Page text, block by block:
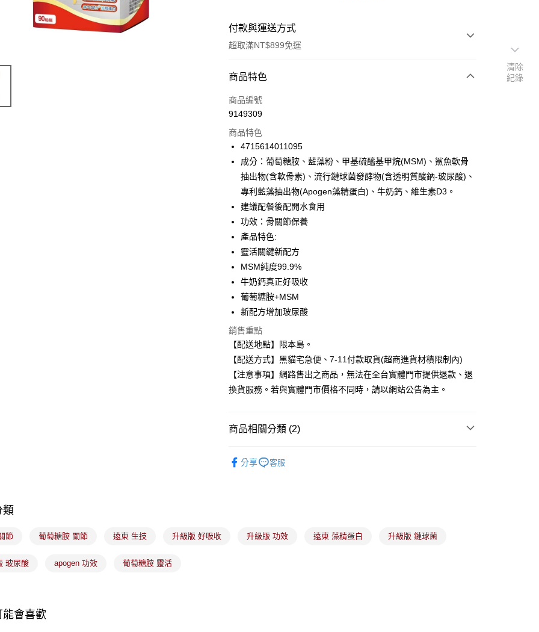
付款與運送方式
超取滿NT$899免運
付款方式
信用卡一次付款
合作金庫商業銀行
第一商業銀行
華南商業銀行
彰化商業銀行
國泰世華商業銀行
兆豐國際商業銀行
臺灣中小企業銀行
匯豐（台灣）商業銀行
聯邦商業銀行
元大商業銀行
台新國際商業銀行
台灣樂天信用卡公司
超商取貨付款
Apple Pay
悠遊付
Google Pay
全盈+PAY
大哥付你分期
相關說明
【大哥付你分期使用說明】
1.本服務由台灣大哥大提供，台灣大哥大用戶可立即使用無須另外申請。
2.付款方式選擇「大哥付你分期」，訂單成立後會自動跳轉到大哥付的交易
流程，驗證手機門號後，選擇欲分期的期數、繳款截止日，確認付款後即
完成交易。
無法說明評估內容。
醒簡訊。
款買賣價金債權讓與本公司後，依約使用本公司帳單繳交帳款。
ATM付款
運送方式
每筆NT$100，滿NT$899(含以上)免運費
每筆NT$100，滿NT$899(含以上)免運費
付款後7-11取貨
商品特色
商品編號
9149309
商品特色
4715614011095
成分：葡萄糖胺、藍藻粉、甲基硫醯基甲烷(MSM)、鯊魚軟骨
抽出物(含軟骨素)、流行鏈球菌發酵物(含透明質酸鈉-玻尿酸)、
專利藍藻抽出物(Apogen藻精蛋白)、牛奶鈣、維生素D3。
建議配餐後配開水食用
功效：骨關節保養
產品特色:
靈活關鍵新配方
MSM純度99.9%
牛奶鈣真正好吸收
葡萄糖胺+MSM
新配方增加玻尿酸
銷售重點
【配送地點】限本島。
【配送方式】黑貓宅急便、7-11付款取貨(超商進貨材積限制內)
【注意事項】網路售出之商品，無法在全台實體門市提供退款、退
換貨服務。若與實體門市價格不同時，請以網站公告為主。
商品相關分類 (2)
分享 客服
類
節 葡萄糖胺 關節 遠東 生技 升級版 好吸收 升級版 功效 遠東 藻精蛋白 升級版 鏈球菌
玻尿酸 apogen 功效 葡萄糖胺 靈活
能會喜歡
清除
紀錄